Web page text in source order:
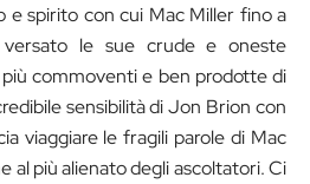
e spirito con cui Mac Miller fino a
le sue crude e oneste
commoventi e ben prodotte di
sensibilità di Jon Brion con
viaggiare le fragili parole di Mac
al più alienato degli ascoltatori. Ci